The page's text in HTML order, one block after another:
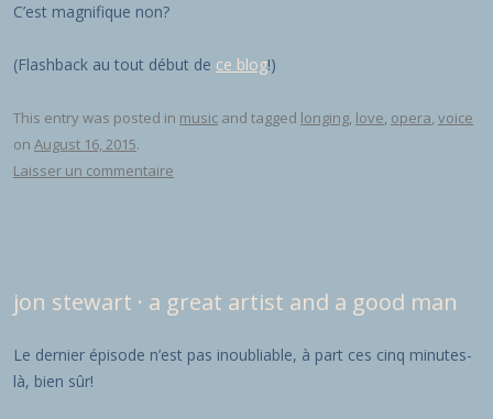
C’est magnifique non?
(Flashback au tout début de ce blog!)
This entry was posted in music and tagged longing, love, opera, voice
on August 16, 2015.
Laisser un commentaire
jon stewart · a great artist and a good man
Le dernier épisode n’est pas inoubliable, à part ces cinq minutes-
là, bien sûr!